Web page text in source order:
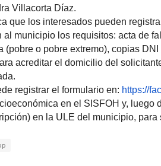
Villacorta Díaz.
que los interesados pueden
al municipio los requisitos: acta de
(pobre o pobre extremo), copias
acreditar el domicilio del
registrar el formulario en: https://
en el SISFOH y, luego
en la ULE del municipio,